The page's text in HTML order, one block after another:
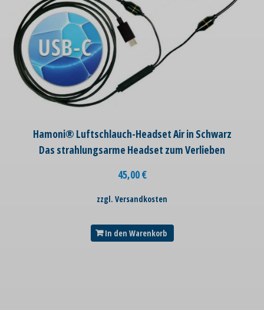
Hamoni® Luftschlauch-Headset Air in Schwarz
Das strahlungsarme Headset zum Verlieben
45,00€
zzgl. Versandkosten
In den Warenkorb